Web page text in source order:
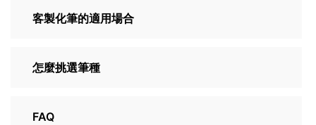
客製化筆的適用場合
怎麼挑選筆種
FAQ